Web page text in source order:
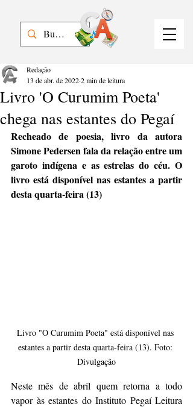
Livro 'O Curumim Poeta'
chega nas estantes do Pegaí
Redação
13 de abr. de 20222 min de leitura
Recheado de poesia, livro da autora
Simone Pedersen fala da relação entre um
garoto indígena e as estrelas do céu. O
livro está disponível nas estantes a partir
desta quarta-feira (13)
Livro "O Curumim Poeta" está disponível nas
estantes a partir desta quarta-feira (13). Foto:
Divulgação
Neste mês de abril quem retorna a todo
vapor às estantes do Instituto Pegaí Leitura